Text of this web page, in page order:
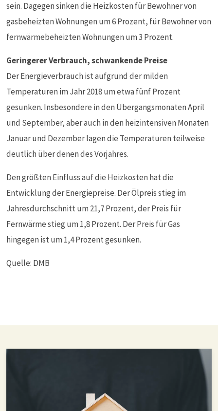
sein. Dagegen sinken die Heizkosten für Bewohner von
gasbeheizten Wohnungen um 6 Prozent, für Bewohner von
fernwärmebeheizten Wohnungen um 3 Prozent.
Geringerer Verbrauch, schwankende Preise
Der Energieverbrauch ist aufgrund der milden
Temperaturen im Jahr 2018 um etwa fünf Prozent
gesunken. Insbesondere in den Übergangsmonaten April
und September, aber auch in den heizintensiven Monaten
Januar und Dezember lagen die Temperaturen teilweise
deutlich über denen des Vorjahres.
Den größten Einfluss auf die Heizkosten hat die
Entwicklung der Energiepreise. Der Ölpreis stieg im
Jahresdurchschnitt um 21,7 Prozent, der Preis für
Fernwärme stieg um 1,8 Prozent. Der Preis für Gas
hingegen ist um 1,4 Prozent gesunken.
Quelle: DMB